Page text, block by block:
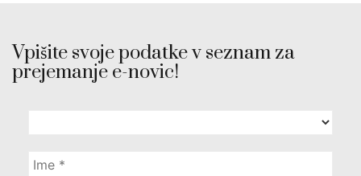
Vpišite svoje podatke v seznam za
prejemanje e-novic!